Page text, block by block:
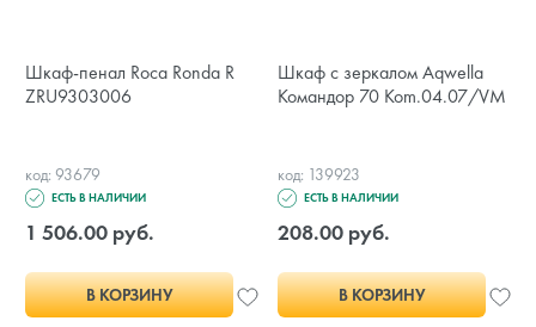
Шкаф-пенал Roca Ronda R
ZRU9303006
код: 93679
ЕСТЬ В НАЛИЧИИ
1 506.00 руб.
В КОРЗИНУ
Шкаф с зеркалом Aqwella
Командор 70 Kom.04.07/VM
код: 139923
ЕСТЬ В НАЛИЧИИ
208.00 руб.
В КОРЗИНУ